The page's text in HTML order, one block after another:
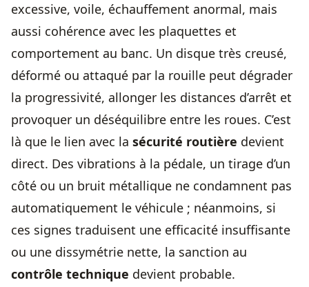
excessive, voile, échauffement anormal, mais
aussi cohérence avec les plaquettes et
comportement au banc. Un disque très creusé,
déformé ou attaqué par la rouille peut dégrader
la progressivité, allonger les distances d’arrêt et
provoquer un déséquilibre entre les roues. C’est
là que le lien avec la sécurité routière devient
direct. Des vibrations à la pédale, un tirage d’un
côté ou un bruit métallique ne condamnent pas
automatiquement le véhicule ; néanmoins, si
ces signes traduisent une efficacité insuffisante
ou une dissymétrie nette, la sanction au
contrôle technique devient probable.